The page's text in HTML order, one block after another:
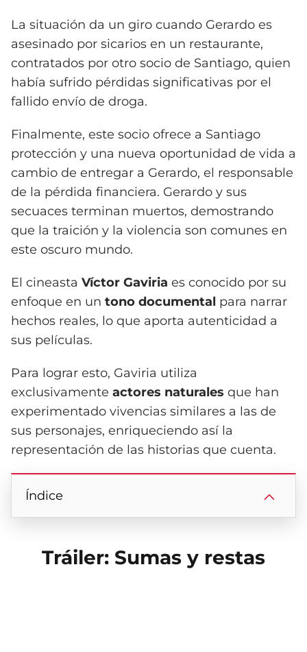
La situación da un giro cuando Gerardo es
asesinado por sicarios en un restaurante,
contratados por otro socio de Santiago, quien
había sufrido pérdidas significativas por el
fallido envío de droga.
Finalmente, este socio ofrece a Santiago
protección y una nueva oportunidad de vida a
cambio de entregar a Gerardo, el responsable
de la pérdida financiera. Gerardo y sus
secuaces terminan muertos, demostrando
que la traición y la violencia son comunes en
este oscuro mundo.
El cineasta Víctor Gaviria es conocido por su
enfoque en un tono documental para narrar
hechos reales, lo que aporta autenticidad a
sus películas.
Para lograr esto, Gaviria utiliza
exclusivamente actores naturales que han
experimentado vivencias similares a las de
sus personajes, enriqueciendo así la
representación de las historias que cuenta.
Índice
Tráiler: Sumas y restas